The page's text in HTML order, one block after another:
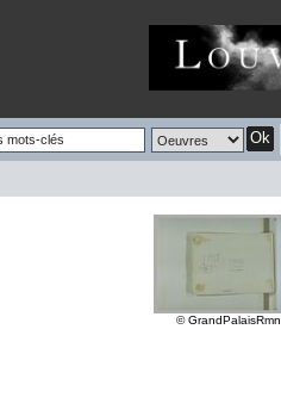
Ok
© GrandPalaisRmn